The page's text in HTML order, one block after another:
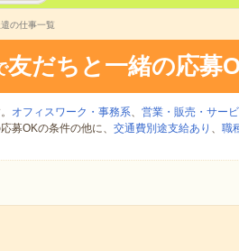
の仕事一覧
友だちと一緒の応募
オフィスワーク・事務系、 営業・販売・サー
募OKの条件の他に、 交通費別途支給あり 、 職